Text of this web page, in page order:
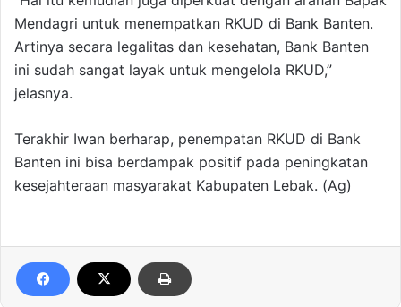
Mendagri untuk menempatkan RKUD di Bank Banten.
Artinya secara legalitas dan kesehatan, Bank Banten
ini sudah sangat layak untuk mengelola RKUD,”
jelasnya.
Terakhir Iwan berharap, penempatan RKUD di Bank
Banten ini bisa berdampak positif pada peningkatan
kesejahteraan masyarakat Kabupaten Lebak. (Ag)